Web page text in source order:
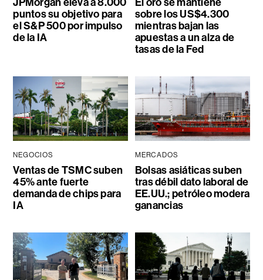
JPMorgan eleva a 8.000
puntos su objetivo para
el S&P 500 por impulso
de la IA
El oro se mantiene
sobre los US$4.300
mientras bajan las
apuestas a un alza de
tasas de la Fed
NEGOCIOS
Ventas de TSMC suben
45% ante fuerte
demanda de chips para
IA
MERCADOS
Bolsas asiáticas suben
tras débil dato laboral de
EE.UU.; petróleo modera
ganancias